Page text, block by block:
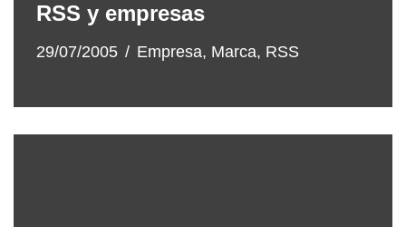
RSS y empresas
29/07/2005 Empresa, Marca, RSS